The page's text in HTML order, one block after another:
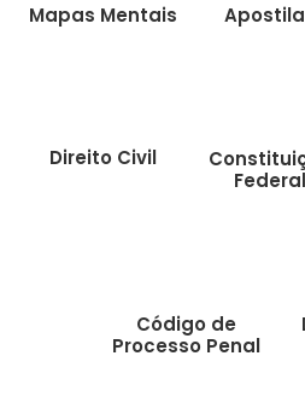
Mapas Mentais
Direito Civil
Federal
Código de
Processo Penal